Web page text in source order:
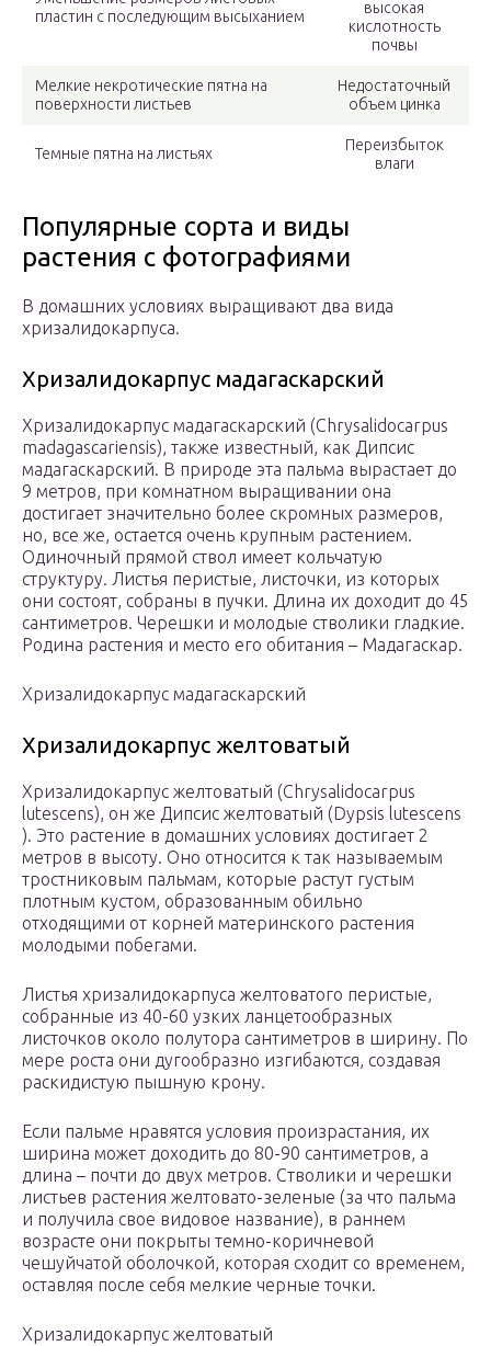
пластин с последующим высыханием
высокая
кислотность
почвы
Мелкие некротические пятна на
поверхности листьев
Недостаточный
объем цинка
Темные пятна на листьях
Переизбыток
влаги
Популярные сорта и виды
растения с фотографиями
В домашних условиях выращивают два вида
хризалидокарпуса.
Хризалидокарпус мадагаскарский
Хризалидокарпус мадагаскарский (Chrysalidocarpus
madagascariensis), также известный, как Дипсис
мадагаскарский. В природе эта пальма вырастает до
9 метров, при комнатном выращивании она
достигает значительно более скромных размеров,
но, все же, остается очень крупным растением.
Одиночный прямой ствол имеет кольчатую
структуру. Листья перистые, листочки, из которых
они состоят, собраны в пучки. Длина их доходит до 45
сантиметров. Черешки и молодые стволики гладкие.
Родина растения и место его обитания – Мадагаскар.
Хризалидокарпус мадагаскарский
Хризалидокарпус желтоватый
Хризалидокарпус желтоватый (Chrysalidocarpus
lutescens), он же Дипсис желтоватый (Dypsis lutescens
). Это растение в домашних условиях достигает 2
метров в высоту. Оно относится к так называемым
тростниковым пальмам, которые растут густым
плотным кустом, образованным обильно
отходящими от корней материнского растения
молодыми побегами.
Листья хризалидокарпуса желтоватого перистые,
собранные из 40-60 узких ланцетообразных
листочков около полутора сантиметров в ширину. По
мере роста они дугообразно изгибаются, создавая
раскидистую пышную крону.
Если пальме нравятся условия произрастания, их
ширина может доходить до 80-90 сантиметров, а
длина – почти до двух метров. Стволики и черешки
листьев растения желтовато-зеленые (за что пальма
и получила свое видовое название), в раннем
возрасте они покрыты темно-коричневой
чешуйчатой оболочкой, которая сходит со временем,
оставляя после себя мелкие черные точки.
Хризалидокарпус желтоватый